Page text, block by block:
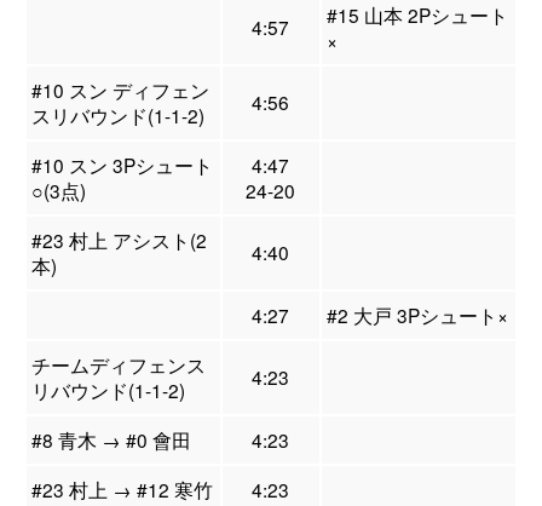
4:57
#15 山本 2Pシュート
×
#10 スン ディフェン
スリバウンド(1-1-2)
4:56
#10 スン 3Pシュート
○(3点)
4:47
24-20
#23 村上 アシスト(2
本)
4:40
4:27
#2 大戸 3Pシュート×
チームディフェンス
リバウンド(1-1-2)
4:23
#8 青木 → #0 會田
4:23
#23 村上 → #12 寒竹
4:23